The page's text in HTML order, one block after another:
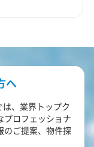
へ
、業界トップク
プロフェッショナ
のご提案、物件探